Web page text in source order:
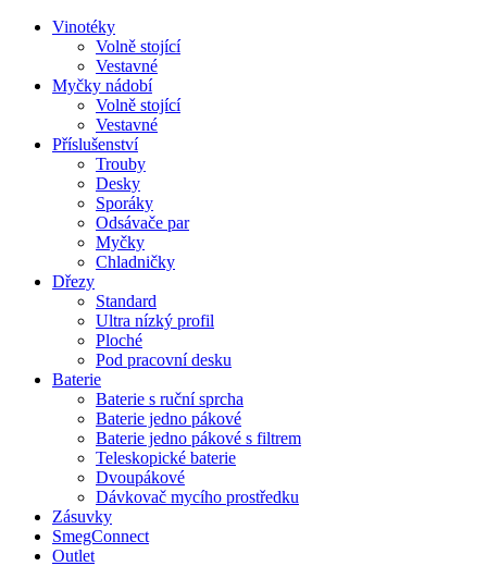
Vinotéky
Volně stojící
Vestavné
Myčky nádobí
Volně stojící
Vestavné
Příslušenství
Trouby
Desky
Sporáky
Odsávače par
Myčky
Chladničky
Dřezy
Standard
Ultra nízký profil
Ploché
Pod pracovní desku
Baterie
Baterie s ruční sprcha
Baterie jedno pákové
Baterie jedno pákové s filtrem
Teleskopické baterie
Dvoupákové
Dávkovač mycího prostředku
Zásuvky
SmegConnect
Outlet